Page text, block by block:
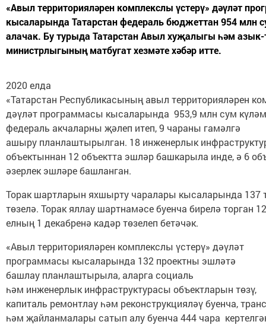
«Авыл территорияләрен комплекслы үстерү» дәүләт
кысаларында Татарстан федераль бюджеттан 954 млн
алачак. Бу турыда Татарстан Авыл хуҗалыгы һәм азык-
министрлыгының матбугат хезмәте хәбәр итте.
2020 елда
«Татарстан Республикасының авыл территорияләрен
дәүләт программасы кысаларында 953,9 млн сум
федераль акчаларны җәлеп итеп, 9 чараны гамәлгә
ашыру планлаштырылган. 18 инженерлык
объектыннан 12 объектта эшләр башкарыла инде, ә 6
әзерлек эшләре башланган.
Торак шартларын яхшырту чаралары кысаларында 137
төзелә. Торак яллау шартнамәсе буенча бирелә торган
елның 1 декабренә кадәр төзелеп бетәчәк.
«Авыл территорияләрен комплекслы үстерү» дәүләт
программасы кысаларында 132 проектны эшләтә
башлау планлаштырыла, аларга социаль
һәм инженерлык инфраструктурасы объектларын төзү,
капиталь ремонтлау һәм реконструкцияләү буенча,
һәм җайланмалары сатып алу буенча 444 чара